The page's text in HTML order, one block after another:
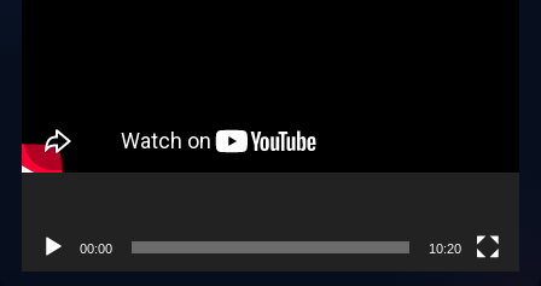
00:00 10:20